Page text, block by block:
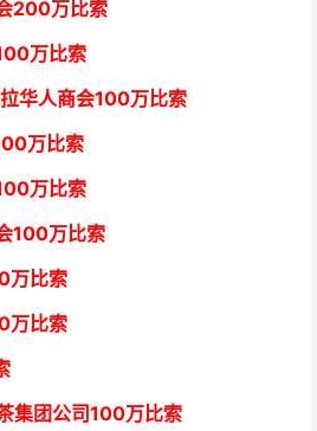
200万比索
00万比索
华人商会100万比索
00万比索
00万比索
100万比索
万比索
万比索
集团公司100万比索